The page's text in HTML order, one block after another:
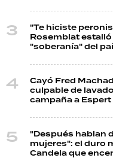
"Te hiciste
Rosemblat
"soberanía" del
Cayó Fred
culpable de
campaña a Espert
"Después hablan
mujeres": el duro
Candela que